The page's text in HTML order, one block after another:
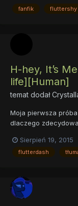
wydaje mi się,
fanfik fluttershy
H-hey, It’s
life][Human]
temat dodał
Moja pierwsza
dlaczego
Sierpień 19, 2015
flutterdash